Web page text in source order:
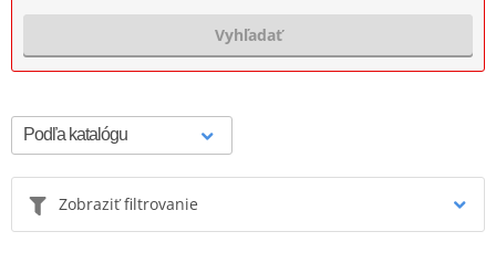
Vyhľadať
Zobraziť filtrovanie